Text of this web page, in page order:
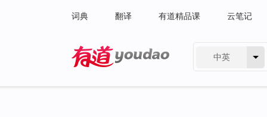
词典 翻译 有道精品课 云笔记
中英